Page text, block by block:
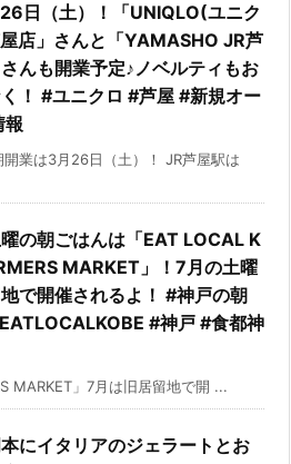
日（土）！「UNIQLO(ユニク
店」さんと「YAMASHO JR芦
んも開業予定♪ノベルティもお
！ #ユニクロ #芦屋 #新規オー
報
業は3月26日（土）！ JR芦屋駅は
の朝ごはんは「EAT LOCAL K
MARKET」！7月の土曜
で開催されるよ！ #神戸の朝
#神戸 #食都神
MARKET」7月は旧居留地で開 ...
にイタリアのジェラートとお